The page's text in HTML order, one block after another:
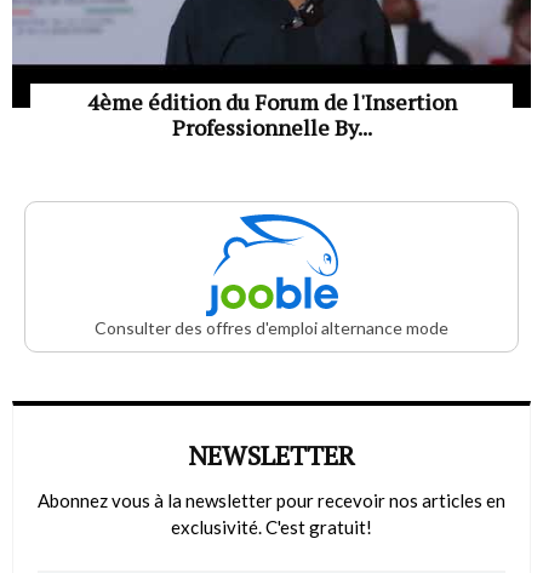
4ème édition du Forum de l'Insertion
Professionnelle By...
Consulter des offres d'emploi alternance mode
NEWSLETTER
Abonnez vous à la newsletter pour recevoir nos articles en
exclusivité. C'est gratuit!